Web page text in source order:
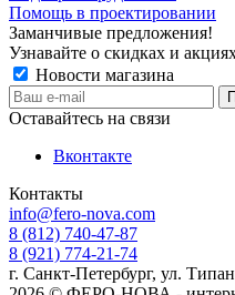
Помощь в проектировании
Заманчивые предложения!
Узнавайте о скидках и
Новости магазина
Оставайтесь на связи
Вконтакте
Контакты
info@fero-nova.com
8 (812) 740-47-87
8 (921) 774-21-74
г. Санкт-Петербург, ул.